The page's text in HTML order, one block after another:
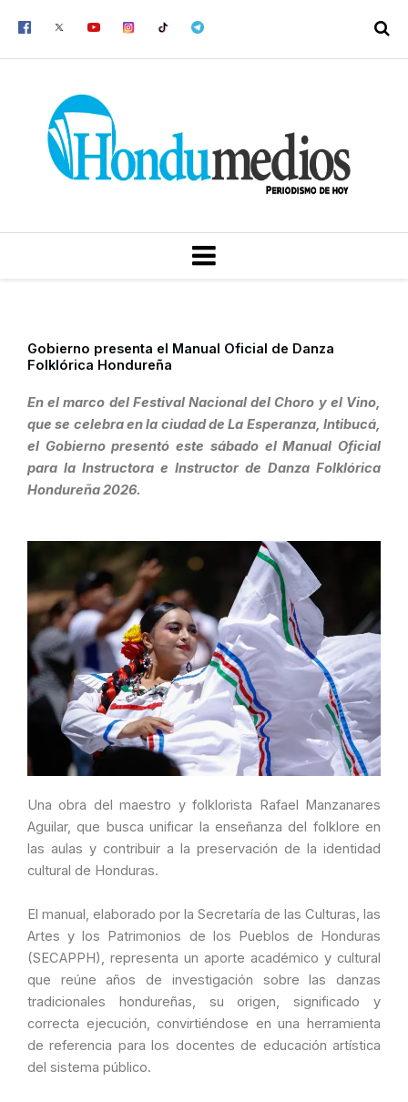
MENU
Gobierno presenta el Manual Oficial de Danza
Folklórica Hondureña
En el marco del Festival Nacional del Choro y el Vino,
que se celebra en la ciudad de La Esperanza, Intibucá,
el Gobierno presentó este sábado el Manual Oficial
para la Instructora e Instructor de Danza Folklórica
Hondureña 2026.
Una obra del maestro y folklorista Rafael Manzanares
Aguilar, que busca unificar la enseñanza del folklore en
las aulas y contribuir a la preservación de la identidad
cultural de Honduras.
El manual, elaborado por la Secretaría de las Culturas, las
Artes y los Patrimonios de los Pueblos de Honduras
(SECAPPH), representa un aporte académico y cultural
que reúne años de investigación sobre las danzas
tradicionales hondureñas, su origen, significado y
correcta ejecución, convirtiéndose en una herramienta
de referencia para los docentes de educación artística
del sistema público.